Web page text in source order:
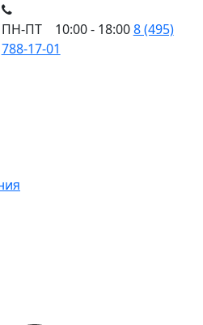
ПН-ПТ 10:00 - 18:008 (495)
788-17-01